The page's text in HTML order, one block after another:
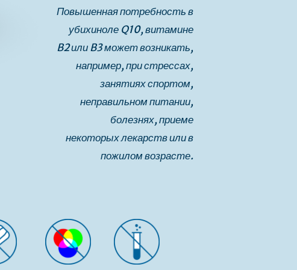
Повышенная потребность в
убихиноле Q10, витамине
B2 или B3 может возникать,
например, при стрессах,
занятиях спортом,
неправильном питании,
болезнях, приеме
некоторых лекарств или в
пожилом возрасте.